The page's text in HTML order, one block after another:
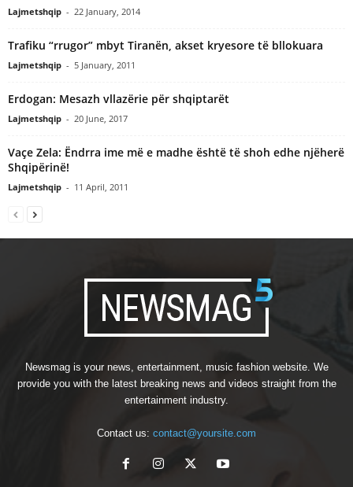
Lajmetshqip - 22 January, 2014
Trafiku “rrugor” mbyt Tiranën, akset kryesore të bllokuara
Lajmetshqip - 5 January, 2011
Erdogan: Mesazh vllazërie për shqiptarët
Lajmetshqip - 20 June, 2017
Vaçe Zela: Ëndrra ime më e madhe është të shoh edhe njëherë
Shqipërinë!
Lajmetshqip - 11 April, 2011
Newsmag is your news, entertainment, music fashion website. We
provide you with the latest breaking news and videos straight from the
entertainment industry.
Contact us: contact@yoursite.com